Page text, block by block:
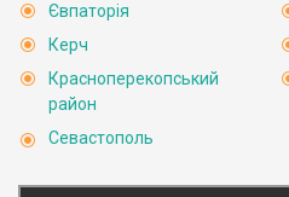
Євпаторія
Керч
Красноперекопський
район
Севастополь